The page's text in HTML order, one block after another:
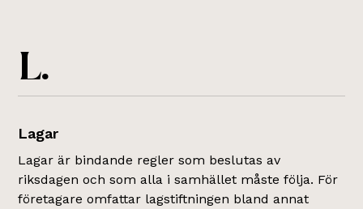
L.
Lagar
Lagar är bindande regler som beslutas av
riksdagen och som alla i samhället måste följa. För
företagare omfattar lagstiftningen bland annat